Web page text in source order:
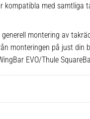
kompatibla med samtliga
montering av
monteringen på just din
EVO/Thule